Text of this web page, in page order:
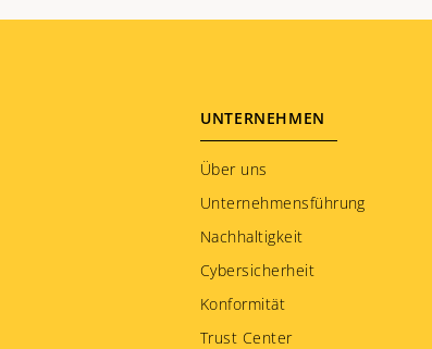
Footer
menu
UNTERNEHMEN
Über uns
Unternehmensführung
Nachhaltigkeit
Cybersicherheit
Konformität
Trust Center